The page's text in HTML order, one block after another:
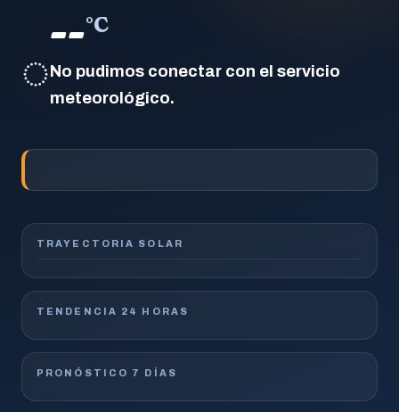
◌
--°C
No pudimos conectar con el servicio
meteorológico.
TRAYECTORIA SOLAR
TENDENCIA 24 HORAS
PRONÓSTICO 7 DÍAS